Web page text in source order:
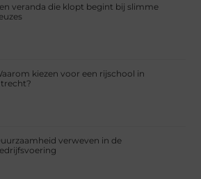
veranda die klopt begint bij slimme
kiezen voor een rijschool in
verweven in de